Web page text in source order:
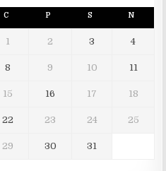
C P S N
1 2 3 4
8 9 10 11
15 16 17 18
22 23 24 25
29 30 31